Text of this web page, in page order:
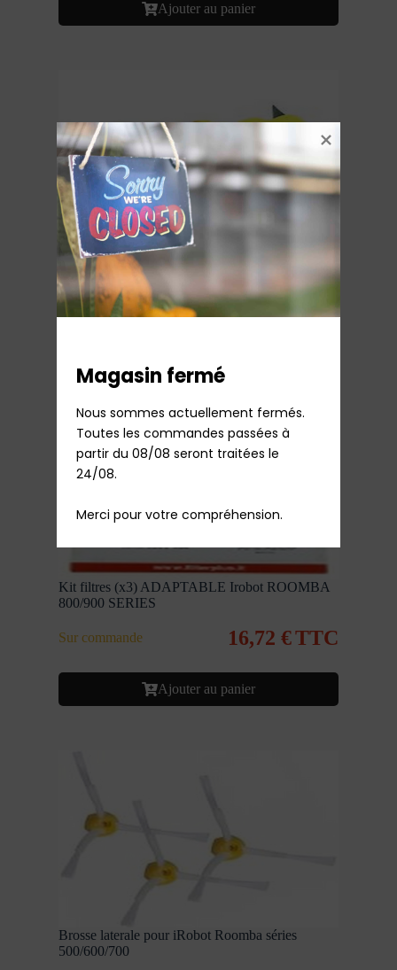
Ajouter au panier
Batterie adaptable ROOMBA 500
Sur commande 92,83€TTC
Kit filtres (x3) ADAPTABLE Irobot ROOMBA
800/900 SERIES
Sur commande 16,72 €TTC
Ajouter au panier
Brosse laterale pour iRobot Roomba séries
500/600/700
Magasin fermé
Nous sommes actuellement fermés.
Toutes les commandes passées à
partir du 08/08 seront traitées le
24/08.
Merci pour votre compréhension.